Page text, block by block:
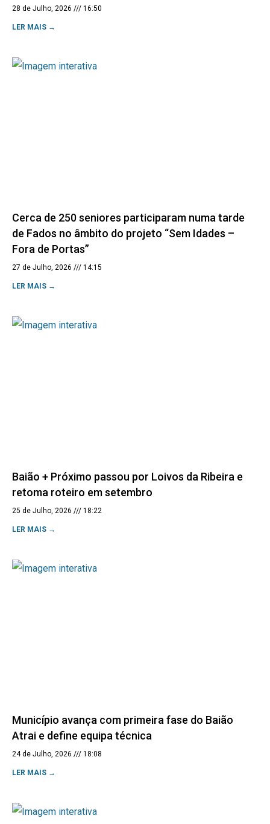
28 de Julho, 2026 16:50
LER MAIS →
Cerca de 250 seniores participaram numa tarde
de Fados no âmbito do projeto “Sem Idades –
Fora de Portas”
27 de Julho, 2026 14:15
LER MAIS →
Baião + Próximo passou por Loivos da Ribeira e
retoma roteiro em setembro
25 de Julho, 2026 18:22
LER MAIS →
Município avança com primeira fase do Baião
Atrai e define equipa técnica
24 de Julho, 2026 18:08
LER MAIS →